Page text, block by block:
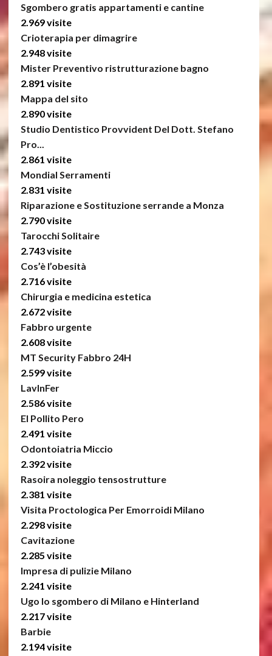
Sgombero gratis appartamenti e cantine
2.969 visite
Crioterapia per dimagrire
2.948 visite
Mister Preventivo ristrutturazione bagno
2.891 visite
Mappa del sito
2.890 visite
Studio Dentistico Provvident Del Dott. Stefano
Pro...
2.861 visite
Mondial Serramenti
2.831 visite
Riparazione e Sostituzione serrande a Monza
2.790 visite
Tarocchi Solitaire
2.743 visite
Cos’è l’obesità
2.716 visite
Chirurgia e medicina estetica
2.672 visite
Fabbro urgente
2.608 visite
MT Security Fabbro 24H
2.599 visite
LavInFer
2.586 visite
El Pollito Pero
2.491 visite
Odontoiatria Miccio
2.392 visite
Rasoira noleggio tensostrutture
2.381 visite
Visita Proctologica Per Emorroidi Milano
2.298 visite
Cavitazione
2.285 visite
Impresa di pulizie Milano
2.241 visite
Ugo lo sgombero di Milano e Hinterland
2.217 visite
Barbie
2.194 visite